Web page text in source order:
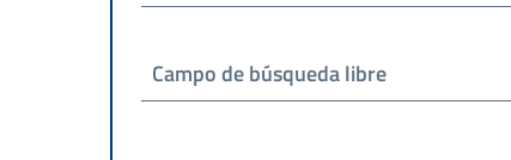
Campo de búsqueda libre